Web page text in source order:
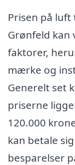
Prisen på
Grønfeld
faktorer,
mærke og
Generelt set
priserne
120.000
kan betale
besparelser